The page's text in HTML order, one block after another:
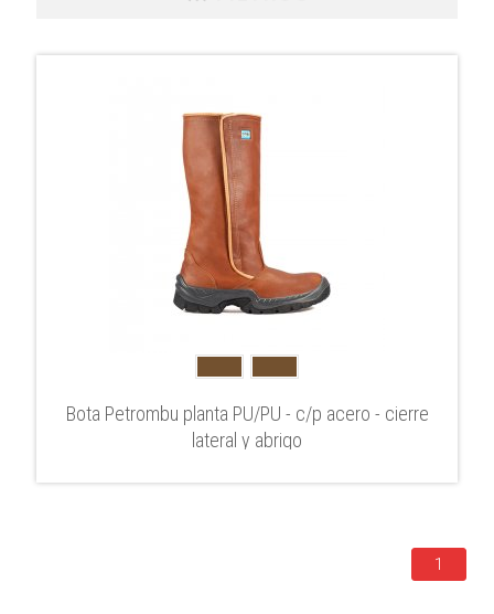
Bota Petrombu planta PU/PU - c/p acero - cierre
lateral y abrigo
1